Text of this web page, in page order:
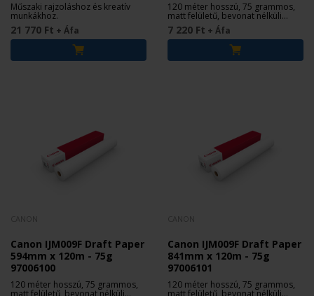
Műszaki rajzoláshoz és kreatív
munkákhoz.
21 770 Ft + Áfa
120 méter hosszú, 75 grammos,
matt felületű, bevonat nélküli
tekercs papír.
7 220 Ft + Áfa
Canon IJM009F Draft Paper
594mm x 120m - 75g
97006100
120 méter hosszú, 75 grammos,
matt felületű, bevonat nélküli
Canon IJM009F Draft Paper
841mm x 120m - 75g
97006101
120 méter hosszú, 75 grammos,
matt felületű, bevonat nélküli